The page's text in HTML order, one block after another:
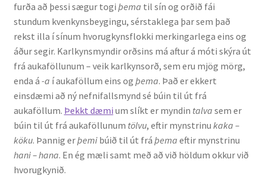
Ritrýndar greinar
Óritrýnt fræðilegt efni
Málfarspistlar
Fræðilegir fyrirlestrar
Ýmis erindi
furða að þessi sægur togi þema til sín og orðið fái
stundum kvenkynsbeygingu, sérstaklega þar sem það
rekst illa í sínum hvorugkynsflokki merkingarlega eins og
áður segir. Karlkynsmyndir orðsins má aftur á móti skýra út
frá aukaföllunum – veik karlkynsorð, sem eru mjög mörg,
enda á -a í aukaföllum eins og þema. Það er ekkert
einsdæmi að ný nefnifallsmynd sé búin til út frá
aukaföllum. Þekkt dæmi um slíkt er myndin talva sem er
búin til út frá aukaföllunum tölvu, eftir mynstrinu kaka –
köku. Þannig erþemi búið til út frá þema eftir mynstrinu
hani – hana. En ég mæli samt með að við höldum okkur við
hvorugkynið.